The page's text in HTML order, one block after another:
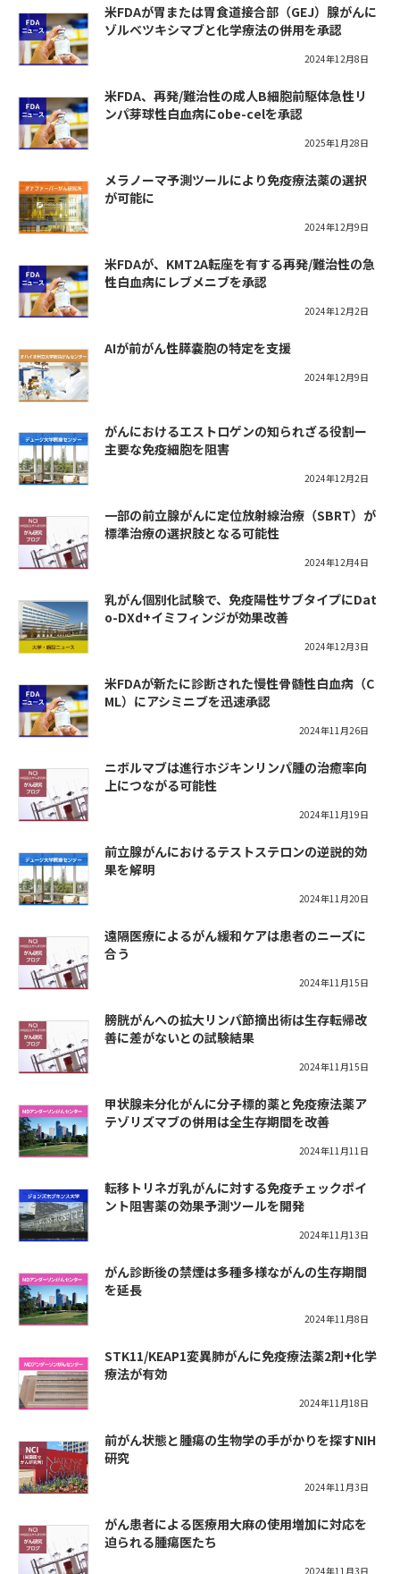
米FDAが胃または胃食道接合部（GEJ）腺がんに
ゾルベツキシマブと化学療法の併用を承認
2024年12月8日
米FDA、再発/難治性の成人B細胞前駆体急性リ
ンパ芽球性白血病にobe-celを承認
2025年1月28日
メラノーマ予測ツールにより免疫療法薬の選択
が可能に
2024年12月9日
米FDAが、KMT2A転座を有する再発/難治性の急
性白血病にレブメニブを承認
2024年12月2日
AIが前がん性膵嚢胞の特定を支援
2024年12月9日
がんにおけるエストロゲンの知られざる役割ー
主要な免疫細胞を阻害
2024年12月2日
一部の前立腺がんに定位放射線治療（SBRT）が
標準治療の選択肢となる可能性
2024年12月4日
乳がん個別化試験で、免疫陽性サブタイプにDat
o-DXd+イミフィンジが効果改善
2024年12月3日
米FDAが新たに診断された慢性骨髄性白血病（C
ML）にアシミニブを迅速承認
2024年11月26日
ニボルマブは進行ホジキンリンパ腫の治癒率向
上につながる可能性
2024年11月19日
前立腺がんにおけるテストステロンの逆説的効
果を解明
2024年11月20日
遠隔医療によるがん緩和ケアは患者のニーズに
合う
2024年11月15日
膀胱がんへの拡大リンパ節摘出術は生存転帰改
善に差がないとの試験結果
2024年11月15日
甲状腺未分化がんに分子標的薬と免疫療法薬ア
テゾリズマブの併用は全生存期間を改善
2024年11月11日
転移トリネガ乳がんに対する免疫チェックポイ
ント阻害薬の効果予測ツールを開発
2024年11月13日
がん診断後の禁煙は多種多様ながんの生存期間
を延長
2024年11月8日
STK11/KEAP1変異肺がんに免疫療法薬2剤+化学
療法が有効
2024年11月18日
前がん状態と腫瘍の生物学の手がかりを探すNIH
研究
2024年11月3日
がん患者による医療用大麻の使用増加に対応を
迫られる腫瘍医たち
2024年11月3日